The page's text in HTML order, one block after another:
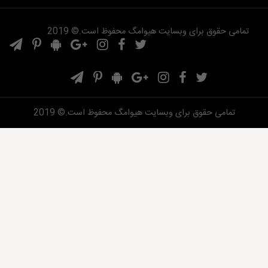
تمامی حقوق برای وبسایت هیوامگ محفوظ است.© 2019
تمامی حقوق برای وبسایت هیوامگ محفوظ است.© 2019